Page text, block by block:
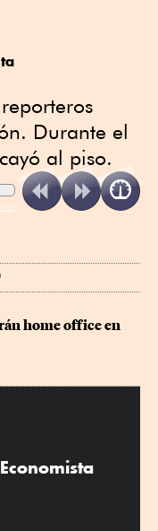
Durante el
al piso.
home office en